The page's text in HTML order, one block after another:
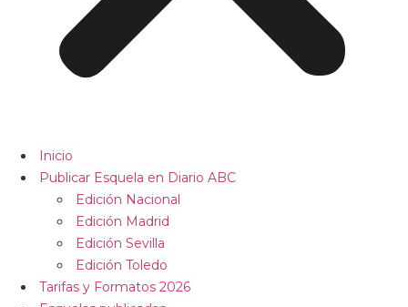
Inicio
Publicar Esquela en Diario ABC
Edición Nacional
Edición Madrid
Edición Sevilla
Edición Toledo
Tarifas y Formatos 2026